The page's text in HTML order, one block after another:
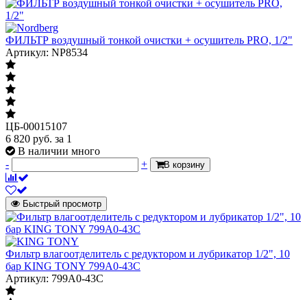
ФИЛЬТР воздушный тонкой очистки + осушитель PRO, 1/2"
Артикул: NP8534
ЦБ-00015107
6 820 руб. за 1
В наличии много
-
+ В корзину
Быстрый просмотр
Фильтр влагоотделитель с редуктором и лубрикатор 1/2", 10
бар KING TONY 799A0-43C
Артикул: 799A0-43C